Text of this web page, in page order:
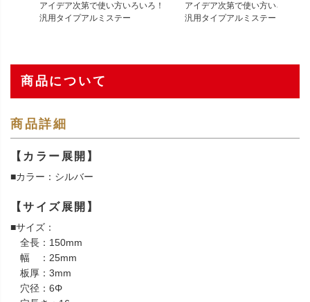
アイデア次第で使い方いろいろ！
汎用タイプアルミステー
アイデア次第で使い方いろいろ！
汎用タイプアルミステー
商品について
商品詳細
【カラー展開】
■カラー：シルバー
【サイズ展開】
■サイズ：
全長：150mm
幅 ：25mm
板厚：3mm
穴径：6Φ